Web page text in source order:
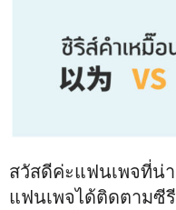
สวัสดีค่ะแฟนเพจที่น่
แฟนเพจได้ติดตามซี